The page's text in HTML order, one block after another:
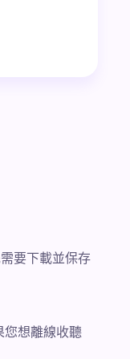
要下載並保存
您想離線收聽